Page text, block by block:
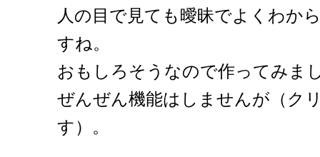
人の目で見ても曖昧でよくわか
すね。
おもしろそうなので作ってみま
ぜんぜん機能はしませんが（ク
す）。